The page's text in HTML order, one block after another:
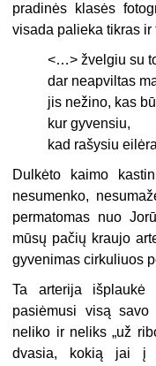
pradinės klasės
visada palieka tikras ir
<…> žvelgiu su
dar neapviltas
jis nežino, kas
kur gyvensiu,
kad rašysiu
Dulkėto kaimo
nesumenko,
permatomas nuo
mūsų pačių kraujo
gyvenimas cirkuliuos
Ta arterija
pasiėmusi visą
neliko ir neliks „už
dvasia, kokią jai į